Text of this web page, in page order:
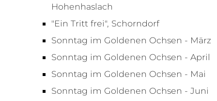
Hohenhaslach
"Ein Tritt frei", Schorndorf
Sonntag im Goldenen Ochsen - März
Sonntag im Goldenen Ochsen - April
Sonntag im Goldenen Ochsen - Mai
Sonntag im Goldenen Ochsen - Juni